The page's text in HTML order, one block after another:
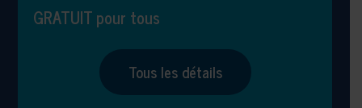
GRATUIT pour tous
Tous les détails